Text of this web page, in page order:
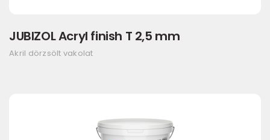
JUBIZOL Acryl finish T 2,5 mm
Akril dörzsölt vakolat